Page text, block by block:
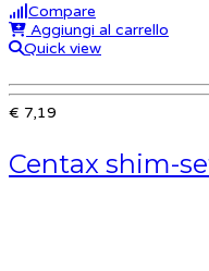
Compare
Aggiungi al carrello
Quick view
€ 7,19
Centax shim-